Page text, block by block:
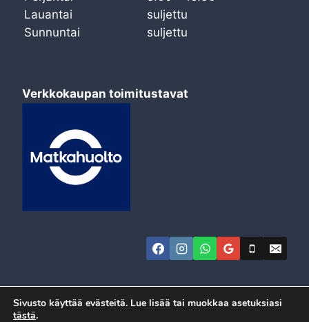
Lauantai
suljettu
Sunnuntai
suljettu
Verkkokaupan toimitustavat
Sivusto käyttää evästeitä. Lue lisää tai muokkaa asetuksiasi
tästä.